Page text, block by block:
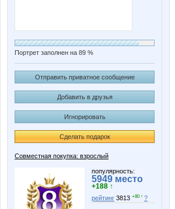
Портрет заполнен на 89 %
Отправить приватное сообщение
Добавить в друзья
Игнорировать
Сделать подарок
Совместная покупка: взрослый
популярность:
5949 место
+188 ↑
рейтинг 3813 +80 ↑ ?